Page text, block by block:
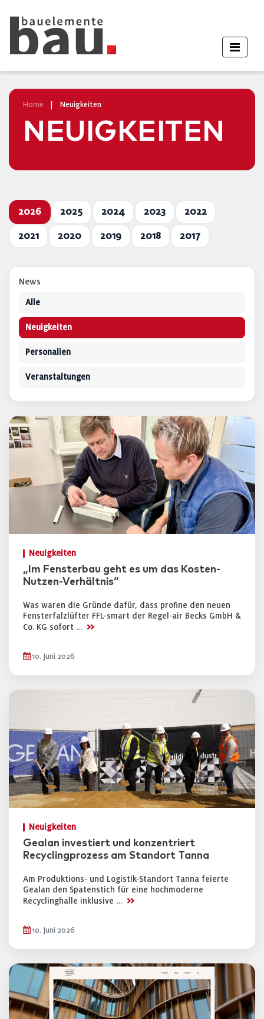
Home Neuigkeiten
NEUIGKEITEN
2026 2025 2024 2023 2022
2021 2020 2019 2018 2017
Neuigkeiten
„Im Fensterbau geht es um das Kosten-
Nutzen-Verhältnis“
Was waren die Gründe dafür, dass profine den neuen
Fensterfalzlüfter FFL-smart der Regel-air Becks GmbH &
Co. KG sofort … >>
10. Juni 2026
Neuigkeiten
Gealan investiert und konzentriert
Recyclingprozess am Standort Tanna
Am Produktions- und Logistik-Standort Tanna feierte
Gealan den Spatenstich für eine hochmoderne
Recyclinghalle inklusive … >>
10. Juni 2026
News
Alle
Neuigkeiten
Personalien
Veranstaltungen